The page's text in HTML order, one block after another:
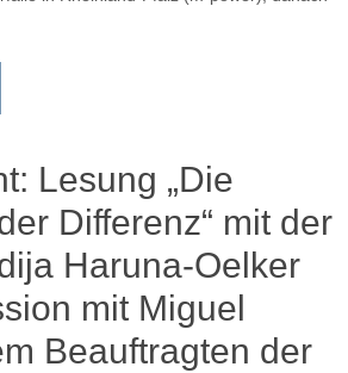
Lesung „Die
Differenz“ mit der
Haruna-Oelker
mit Miguel
Beauftragten der